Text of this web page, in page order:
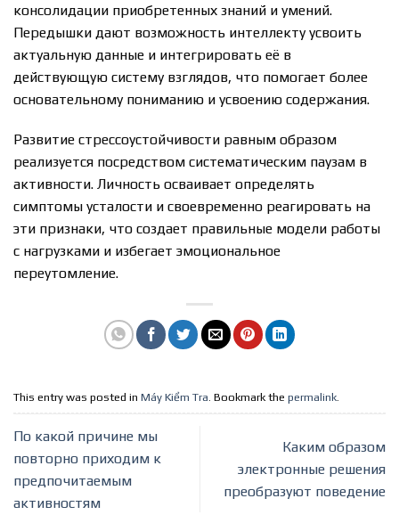
консолидации приобретенных знаний и умений.
Передышки дают возможность интеллекту усвоить
актуальную данные и интегрировать её в
действующую систему взглядов, что помогает более
основательному пониманию и усвоению содержания.
Развитие стрессоустойчивости равным образом
реализуется посредством систематическим паузам в
активности. Личность осваивает определять
симптомы усталости и своевременно реагировать на
эти признаки, что создает правильные модели работы
с нагрузками и избегает эмоциональное
переутомление.
This entry was posted in Máy Kiểm Tra . Bookmark the permalink
По какой причине мы
повторно приходим к
предпочитаемым
активностям
Каким образом
электронные решения
преобразуют поведение